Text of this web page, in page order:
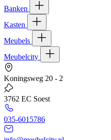
Banken
Kasten
Meubels
Meubelcity
Koningsweg 20 - 2
3762 EC Soest
035-6015786